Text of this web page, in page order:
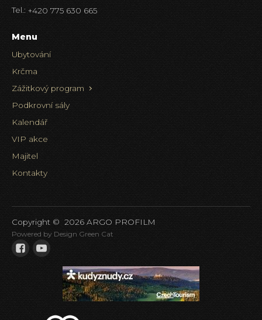
Tel.: +420 775 630 665
Menu
Ubytování
Krčma
Zážitkový program
Podkrovní sály
Kalendář
VIP akce
Majitel
Kontakty
Copyright © 2026 ARGO PROFILM
Powered by Design Green Cat